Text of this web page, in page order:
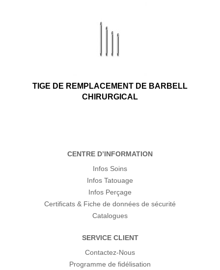
TIGE DE REMPLACEMENT DE BARBELL
CHIRURGICAL
CENTRE D’INFORMATION
Infos Soins
Infos Tatouage
Infos Perçage
Certificats & Fiche de données de sécurité
Catalogues
SERVICE CLIENT
Contactez-Nous
Programme de fidélisation